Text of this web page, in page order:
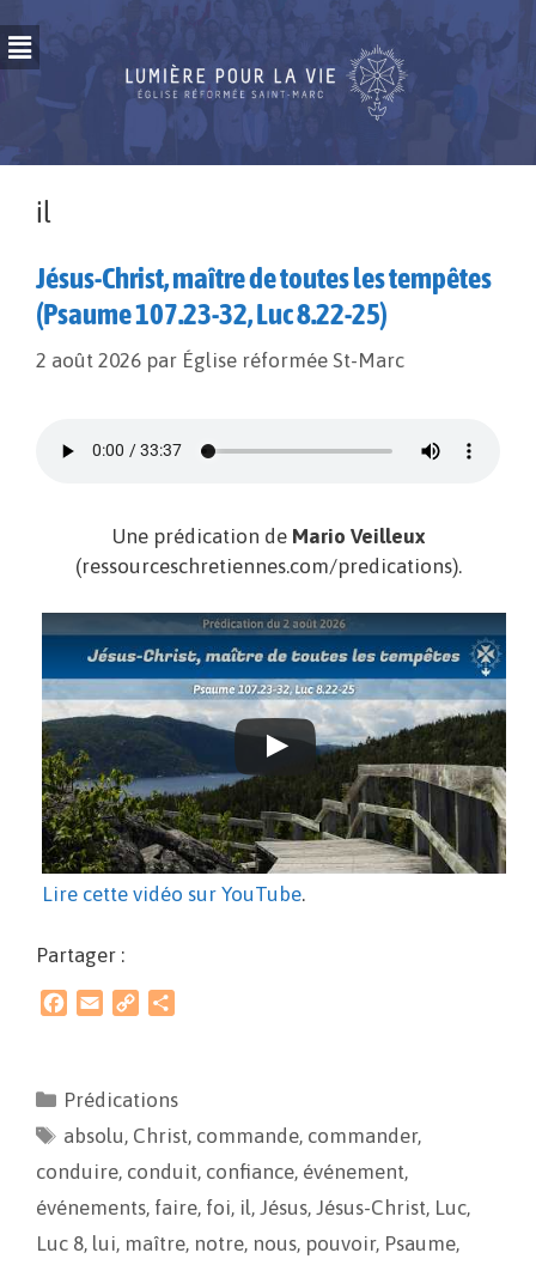
il
Jésus-Christ, maître de toutes les tempêtes
(Psaume 107.23-32, Luc 8.22-25)
2 août 2026 par Église réformée St-Marc
Une prédication de Mario Veilleux
(ressourceschretiennes.com/predications).
Lire cette vidéo sur YouTube.
Partager :
b
o
o
l
L
i
a
g
Prédications
absolu, Christ, commande, commander,
conduire, conduit, confiance, événement,
événements, faire, foi, il, Jésus, Jésus-Christ, Luc,
Luc 8, lui, maître, notre, nous, pouvoir, Psaume,